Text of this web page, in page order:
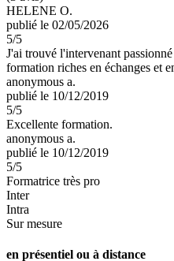
HELENE O.
publié le 02/05/2026
5/5
J'ai trouvé l'intervenant
formation riches en échanges et
anonymous a.
publié le 10/12/2019
5/5
Excellente formation.
anonymous a.
publié le 10/12/2019
5/5
Formatrice très pro
Inter
Intra
Sur mesure
en présentiel ou à distance